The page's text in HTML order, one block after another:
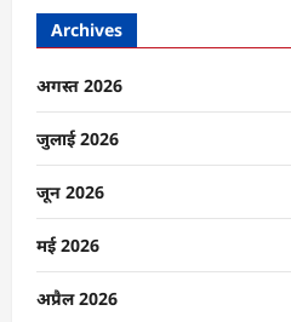
के
पीछे
क्या
है?
क्या
भारत
किसी
बड़े
आर्थिक
तरफ
है?
बारे
Archives
अगस्त 2026
जुलाई 2026
जून 2026
मई 2026
अप्रैल 2026